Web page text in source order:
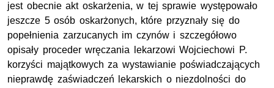
jest obecnie akt oskarżenia, w tej sprawie występowało
jeszcze 5 osób oskarżonych, które przyznały się do
popełnienia zarzucanych im czynów i szczegółowo
opisały proceder wręczania lekarzowi Wojciechowi P.
korzyści majątkowych za wystawianie poświadczających
nieprawdę zaświadczeń lekarskich o niezdolności do